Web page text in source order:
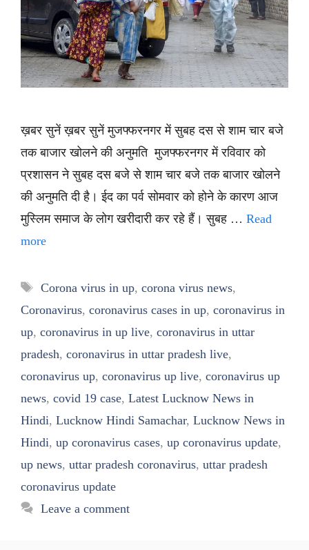
ख़बर सुनें ख़बर सुनें मुजफ्फरनगर में सुबह दस से शाम चार बजे
तक बाजार खोलने की अनुमति मुजफ्फरनगर में रविवार को
प्रशासन ने सुबह दस बजे से शाम चार बजे तक बाजार खोलने
की अनुमति दी है। ईद का पर्व सोमवार को होने के कारण आज
मुस्लिम समाज के लोग खरीदारी कर रहे हैं। सुबह … Read
more
Tags
Corona virus in up, corona virus news,
Coronavirus, coronavirus cases in up, coronavirus in
up, coronavirus in up live, coronavirus in uttar
pradesh, coronavirus in uttar pradesh live,
coronavirus up, coronavirus up live, coronavirus up
news, covid 19 case, Latest Lucknow News in
Hindi, Lucknow Hindi Samachar, Lucknow News in
Hindi, up coronavirus cases, up coronavirus update,
up news, uttar pradesh coronavirus, uttar pradesh
coronavirus update
Leave a comment